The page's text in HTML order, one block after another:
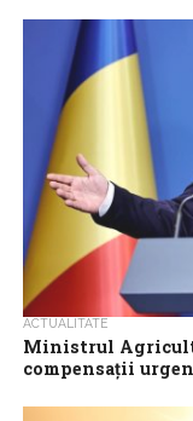
Cererile de
pedologică, în
până pe data de 19
ACTUALITATE
Ministrul
compensaţii